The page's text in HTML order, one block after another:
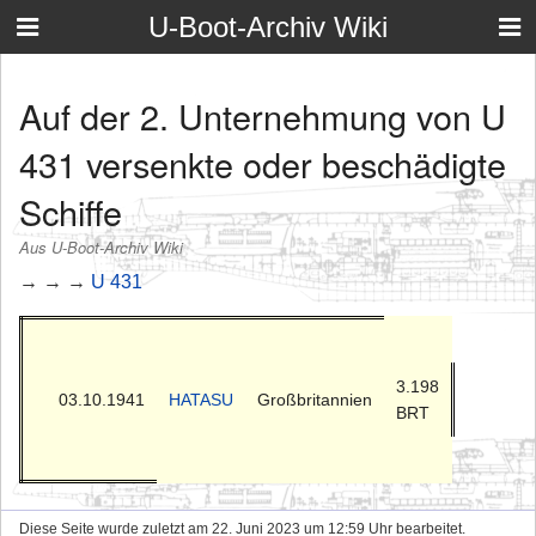
U-Boot-Archiv Wiki
Auf der 2. Unternehmung von U
431 versenkte oder beschädigte
Schiffe
Aus U-Boot-Archiv Wiki
→ → → U 431
03.10.1941 HATASU Großbritannien
3.198
BRT
Diese Seite wurde zuletzt am 22. Juni 2023 um 12:59 Uhr bearbeitet.